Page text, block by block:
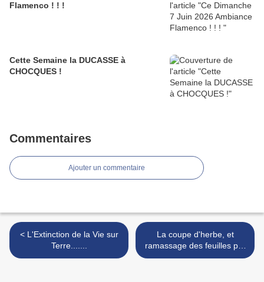
Flamenco ! ! !
Cette Semaine la DUCASSE à
CHOCQUES !
Commentaires
Ajouter un commentaire
< L'Extinction de la Vie sur
Terre.......
La coupe d'herbe, et
ramassage des feuilles par
Yuka ! >